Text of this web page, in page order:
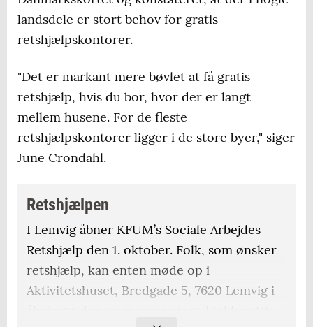
landsdele er stort behov for gratis
retshjælpskontorer.
"Det er markant mere bøvlet at få gratis
retshjælp, hvis du bor, hvor der er langt
mellem husene. For de fleste
retshjælpskontorer ligger i de store byer," siger
June Crondahl.
Retshjælpen
I Lemvig åbner KFUM’s Sociale Arbejdes
Retshjælp den 1. oktober. Folk, som ønsker
retshjælp, kan enten møde op i
Aktivitetshuset, Bredgade 5, 7620 Lemvig i